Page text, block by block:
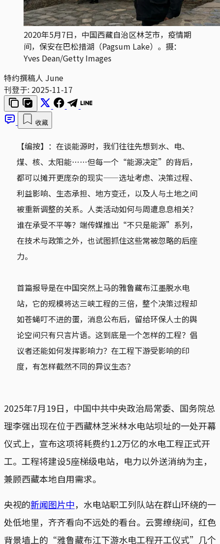
2020年5月7日，中国西藏自治区林芝市，疫情期
间，保安在巴松措湖（Pagsum Lake）。摄：
Yves Dean/Getty Images
特约撰稿人 June
刊登于: 2025-11-17
收藏
【编按】：在谈能源时，我们往往先想到水、电、
煤、核、太阳能⋯⋯但每一个“能源决定”的背后，
都可以摊开更庞杂的现实——选址考虑、决策过程、
利益影响、生态承担、地方变迁，以及人与土地之间
被重新调整的关系。人类活动如何与周遭息息相关？
谁在承受不平等？端传媒推出“不只是能源”系列，
在技术与政策之外，也试图抓住这些常被忽略的后座
力。
首篇报导是在中国突然上马的雅鲁藏布江墨脱水电
站，它的规模将达三峡工程的三倍，整个决策过程却
如苍蝇叮不进的蛋，消息公布后，留给环保人士的舆
论空间只有只言片语。这到底是一个怎样的工程？倡
议者还能如何发挥影响力？在工程下游受影响的印
度，有怎样截然不同的异议生态？
2025年7月19日，中国中共中央政治局常委、国务院总
理李强出现在位于西藏林芝米林水电站坝址的一处开幕
仪式上，宣布这项将耗费约1.2万亿的水电工程正式开
工。工程将建设5座梯级电站，电力以外送消纳为主，
兼顾西藏本地自用需求。
央视的新闻图片中，水电站职工列队站在群山环绕的一
处低地里，齐齐看向不远处的看台。云雾缭绕间，红色
背景墙上的“雅鲁藏布江下游水电工程开工仪式”几个